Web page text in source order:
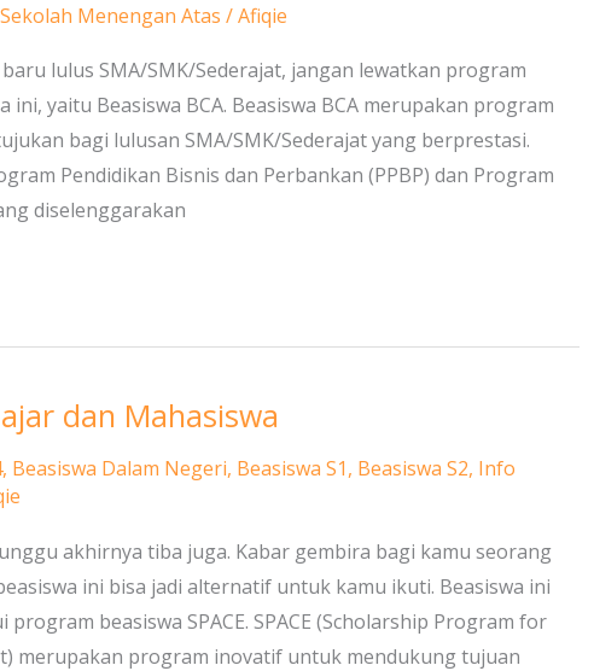
Sekolah Menengan Atas /Afiqie
lulus SMA/SMK/Sederajat, jangan lewatkan program
yaitu Beasiswa BCA. Beasiswa BCA merupakan program
bagi lulusan SMA/SMK/Sederajat yang berprestasi.
Pendidikan Bisnis dan Perbankan (PPBP) dan Program
diselenggarakan
dan Mahasiswa
, Beasiswa Dalam Negeri, Beasiswa S1, Beasiswa S2, Info
akhirnya tiba juga. Kabar gembira bagi kamu seorang
ini bisa jadi alternatif untuk kamu ikuti. Beasiswa ini
beasiswa SPACE. SPACE (Scholarship Program for
merupakan program inovatif untuk mendukung tujuan